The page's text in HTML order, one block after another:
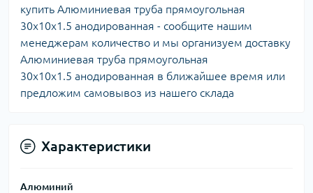
купить Алюминиевая труба прямоугольная
30х10х1.5 анодированная - сообщите нашим
менеджерам количество и мы организуем доставку
Алюминиевая труба прямоугольная
30х10х1.5 анодированная в ближайшее время или
предложим самовывоз из нашего склада
Характеристики
Алюминий